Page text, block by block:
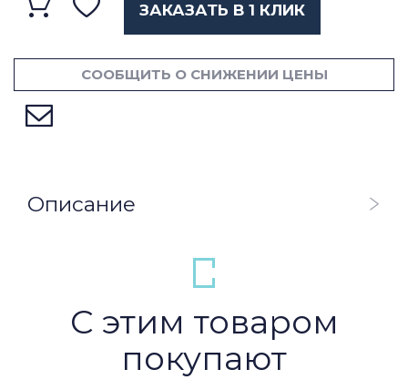
ЗАКАЗАТЬ В 1 КЛИК
СООБЩИТЬ О СНИЖЕНИИ ЦЕНЫ
Описание
С этим товаром
покупают